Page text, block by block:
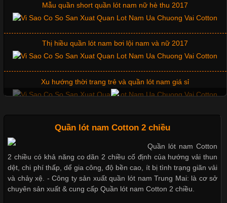
Áo thun là một trong những trang phục phổ biến nhất hiện nay
nhờ tính tiện dụng, dễ phối đồ và phù hợp với nhiều đối tượng.
Bên cạnh chất liệu và kiểu dáng, phần cổ áo cũng là yếu tố
quan trọng tạo nên phong cách riêng cho từng sản phẩm. Mỗi
loại cổ áo sẽ mang đến một vẻ đẹp khác
Những Mẫu Áo Thun Đồng Phục Công Ty Được Ưa
Chuộng Hiện Nay
Cập nhật 2026-06-01 14:23:34
Mẫu quần short quần lót nam nữ hè thu 2017
Thị hiều quần lót nam bơi lội nam và nữ 2017
Xu hướng thời trang trẻ và quần lót nam giá sỉ
Mẫu quần lót nam giá rẻ sốt hè 2017
Quần lót nam Cotton 2 chiều
Quần lót nam Cotton
2 chiều có khả năng co dãn 2 chiều cố định của hướng vải thun
dệt, chi phí thấp, dể gia công, độ bền cao, ít bị tình trạng giãn vải
và chảy xệ. - Công ty sản xuất quần lót nam Trung Mai: là cơ sở
chuyên sản xuất & cung cấp Quần lót nam Cotton 2 chiều.